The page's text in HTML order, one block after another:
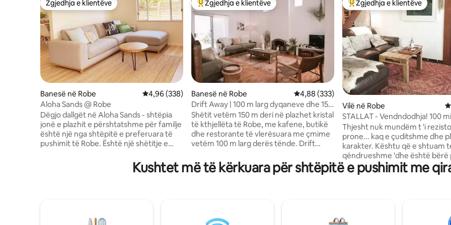
Zgjedhja e klientëve
Zgjedhja e klientëve
Banesë në Robe Vlerësimi mesatar 4,96 nga 5, 338 vlerësime
4,96 (338)
Aloha Sands @ Robe
Dëgjo dallgët në Aloha Sands - shtëpia
jonë e plazhit e përshtatshme për familje
është një nga shtëpitë e preferuara të
pushimit të Robe. Është një shëtitje e
në Main St ku do të gjesh dyqane, kafene
e të tjera. Bëj gati makinën dhe shko në
që kërkojnë një shtëpi pushimi
Më të mirat e zgjedhjeve të klientëve
Zgjedhja e klientëve
Banesë në Robe Vlerësimi mesatar 4,88 nga 5, 333 vlerësime
4,88 (333)
Drift Away | 100 m larg dyqaneve dhe 150
m larg plazhit.
Shëtit vetëm 150 m deri në plazhet kristal
të kthjellëta të Robe, me kafene, butikë
dhe restorante të vlerësuara me çmime
vetëm 100 m larg derës tënde. Drift
ambientet e brendshme të bukura,
banjat private në dhomë dhe një oborr të
e relaksuar të Robe. Një vend pushimi
Më të mirat e zgjedhjeve të
Zgjedhja e klientëve
Vilë në Robe
STALLAT - Vendndodhja! 100
dyqane. 150 m plazh
Thjesht nuk mundëm t 'i
prone... kaq e çuditshme dhe
karakter. Kështu që e shtuam
qëndrueshme 'dhe është bërë
ynë i fundit. Na kujton fermën,
kasolle të freskëta, kuaj dhe
nga punishtja e shkallëzuar.
histori atje! Veprat origjinale të
Kushtet më të kërkuara për shtëpitë e pushimit me